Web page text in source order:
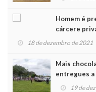
Homem é
cárcere
18 de dezembro de 2021
Mais
entregues
19 de